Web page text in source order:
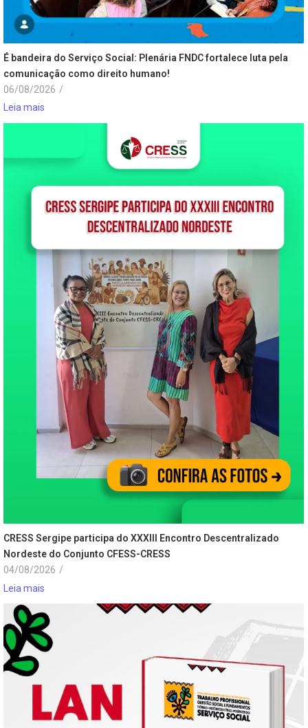
É bandeira do Serviço Social: Plenária FNDC fortalece luta pela
comunicação como direito humano!
06/08/2026 /
Leia mais
CRESS Sergipe participa do XXXIII Encontro Descentralizado
Nordeste do Conjunto CFESS-CRESS
04/08/2026 /
Leia mais